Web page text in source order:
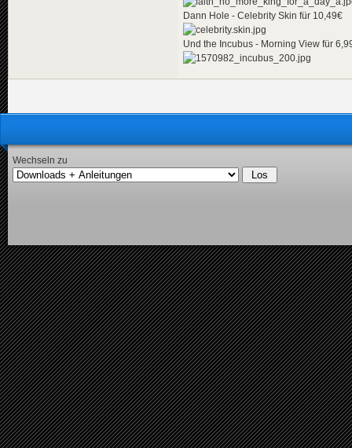
Dann Hole - Celebrity Skin für 10,49€
Und the Incubus - Morning View für
Wechseln zu